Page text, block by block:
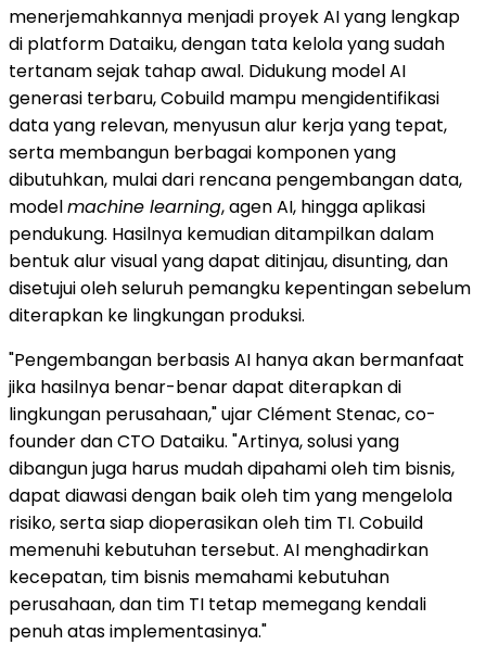
menerjemahkannya menjadi proyek AI yang lengkap
di platform Dataiku, dengan tata kelola yang sudah
tertanam sejak tahap awal. Didukung model AI
generasi terbaru, Cobuild mampu mengidentifikasi
data yang relevan, menyusun alur kerja yang tepat,
serta membangun berbagai komponen yang
dibutuhkan, mulai dari rencana pengembangan data,
modelmachine learning, agen AI, hingga aplikasi
pendukung. Hasilnya kemudian ditampilkan dalam
bentuk alur visual yang dapat ditinjau, disunting, dan
disetujui oleh seluruh pemangku kepentingan sebelum
diterapkan ke lingkungan produksi.
"Pengembangan berbasis AI hanya akan bermanfaat
jika hasilnya benar-benar dapat diterapkan di
lingkungan perusahaan," ujar Clément Stenac, co-
founder dan CTO Dataiku. "Artinya, solusi yang
dibangun juga harus mudah dipahami oleh tim bisnis,
dapat diawasi dengan baik oleh tim yang mengelola
risiko, serta siap dioperasikan oleh tim TI. Cobuild
memenuhi kebutuhan tersebut. AI menghadirkan
kecepatan, tim bisnis memahami kebutuhan
perusahaan, dan tim TI tetap memegang kendali
penuh atas implementasinya."